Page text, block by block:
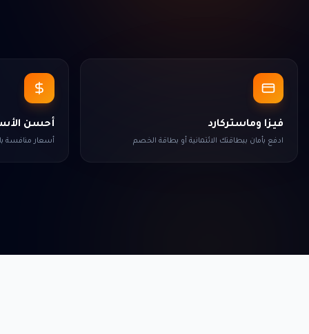
فيزا وماستركارد
ادفع بأمان ببطاقتك الائتمانية أو بطاقة الخصم
أحسن
أسعار منافسة